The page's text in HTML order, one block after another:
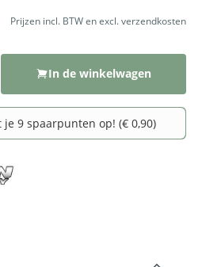
Prijzen incl. BTW en excl. verzendkosten
Voer de
In de winkelwagen
9 spaarpunten op! (€ 0,90)